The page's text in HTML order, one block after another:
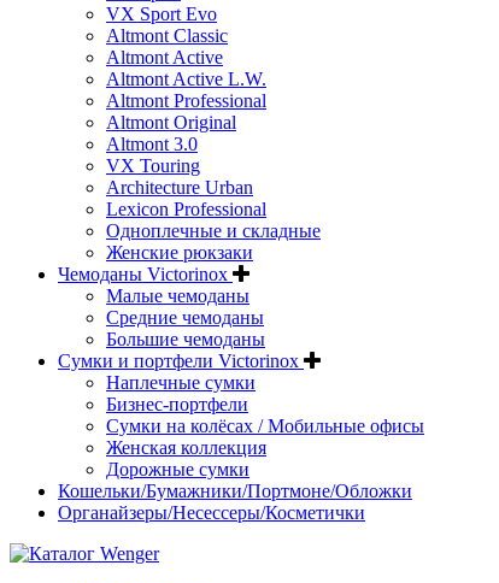
VX Sport Evo
Altmont Classic
Altmont Active
Altmont Active L.W.
Altmont Professional
Altmont Original
Altmont 3.0
VX Touring
Architecture Urban
Lexicon Professional
Одноплечные и складные
Женские рюкзаки
Чемоданы Victorinox
Малые чемоданы
Средние чемоданы
Большие чемоданы
Сумки и портфели Victorinox
Наплечные сумки
Бизнес-портфели
Сумки на колёсах / Мобильные офисы
Женская коллекция
Дорожные сумки
Кошельки/Бумажники/Портмоне/Обложки
Органайзеры/Несессеры/Косметички